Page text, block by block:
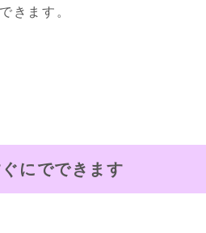
きます。
にでできます